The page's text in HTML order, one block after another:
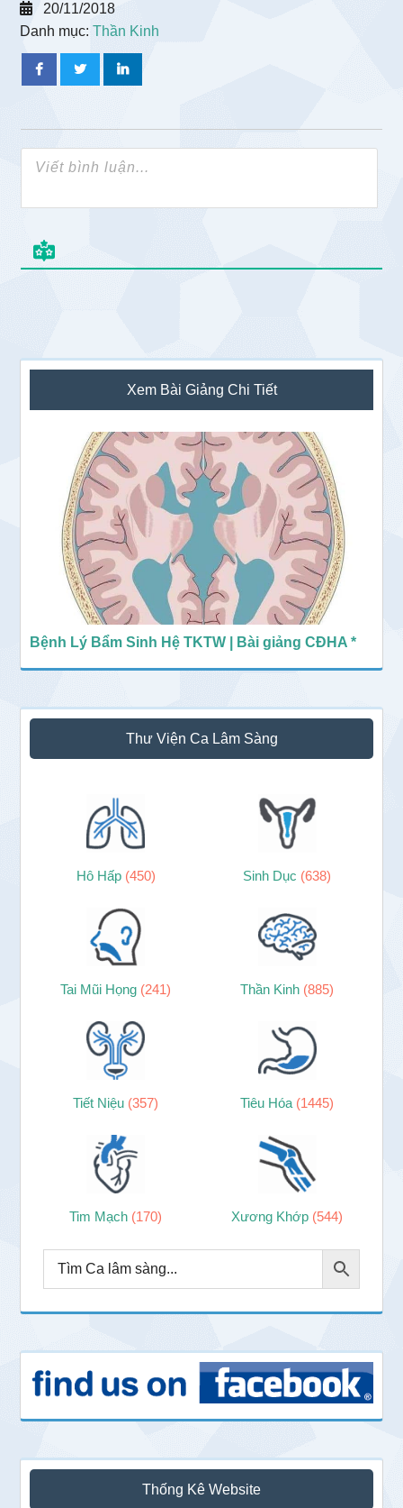
20/11/2018
Danh mục:Thần Kinh
Sidebar
chính
Xem Bài Giảng Chi Tiết
Bệnh Lý Bẩm Sinh Hệ TKTW | Bài giảng CĐHA *
Thư Viện Ca Lâm Sàng
Hô Hấp (450) Sinh Dục (638)
Tai Mũi Họng (241) Thần Kinh (885)
Tiết Niệu (357) Tiêu Hóa (1445)
Tim Mạch (170) Xương Khớp (544)
Thống Kê Website